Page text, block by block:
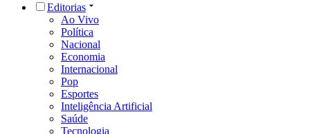
Editorias
Ao Vivo
Política
Nacional
Economia
Internacional
Pop
Esportes
Inteligência Artificial
Saúde
Tecnologia